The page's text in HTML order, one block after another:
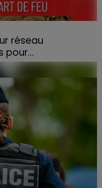
réseau
pour...
de départs de feu,
a lancé un appel
venir en aide...